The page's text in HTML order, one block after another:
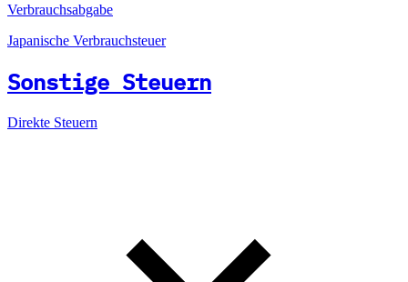
Verbrauchsabgabe
Japanische Verbrauchsteuer
Sonstige Steuern
Direkte Steuern